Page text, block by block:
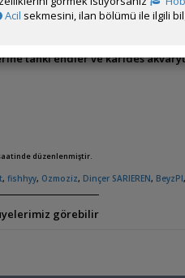
tankı endler ve karides
düzenlenmiştir.
,fishhyy, Ozmoziz, Dinçer SARIEREN, BeyzPl,
görebilir
Acil sekmesini, ilan bölümü ile ilgili